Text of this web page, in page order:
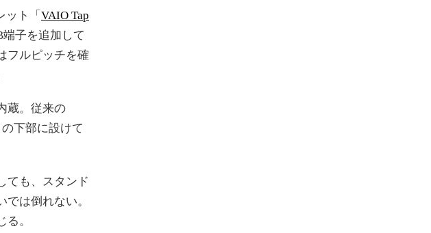
ト「 VAIO Tap
子を追加して
フルピッチを確
蔵。従来の
下部に設けて
ても、スタンド
は倒れない。
。